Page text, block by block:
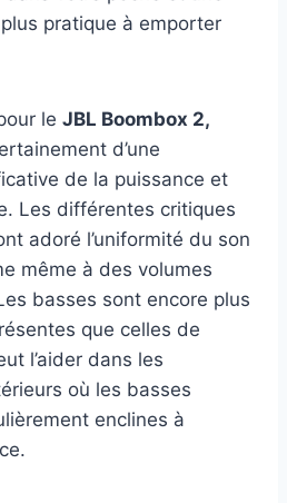
pratique à emporter
le JBL Boombox 2,
d’une
de la puissance et
Les différentes critiques
adoré l’uniformité du son
même à des volumes
basses sont encore plus
que celles de
l’aider dans les
où les basses
enclines à